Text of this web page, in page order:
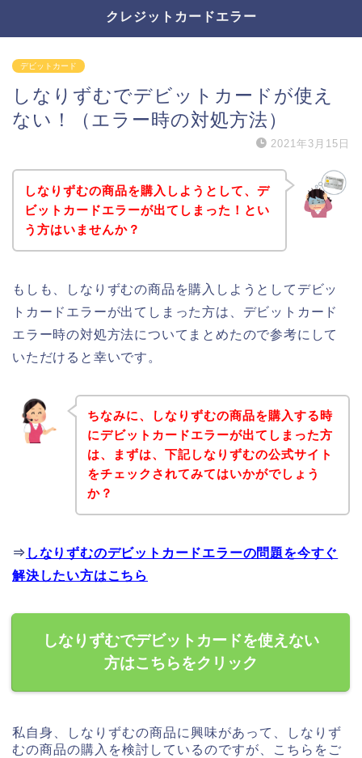
クレジットカードエラー
デビットカード
しなりずむでデビットカードが使え
ない！（エラー時の対処方法）
2021年3月15日
しなりずむの商品を購入しようとして、デ
ビットカードエラーが出てしまった！とい
う方はいませんか？
もしも、しなりずむの商品を購入しようとしてデビッ
トカードエラーが出てしまった方は、デビットカード
エラー時の対処方法についてまとめたので参考にして
いただけると幸いです。
ちなみに、しなりずむの商品を購入する時
にデビットカードエラーが出てしまった方
は、まずは、下記しなりずむの公式サイト
をチェックされてみてはいかがでしょう
か？
⇒ しなりずむのデビットカードエラーの問題を今すぐ
解決したい方はこちら
しなりずむでデビットカードを使えない
方はこちらをクリック
私自身、しなりずむの商品に興味があって、しなりず
むの商品の購入を検討しているのですが、こちらをご